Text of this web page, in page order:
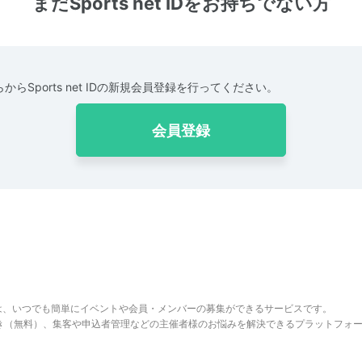
からSports net IDの新規会員登録を行ってください。
会員登録
いつでも簡単にイベントや会員・メンバーの募集ができるサービスです。
無料）、集客や申込者管理などの主催者様のお悩みを解決できるプラットフォー